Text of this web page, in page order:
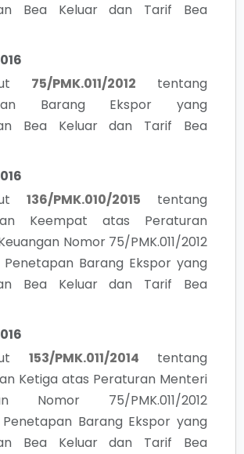
Bea Keluar dan Tarif Bea
75/PMK.011/2012
tentang
Barang Ekspor yang
Bea Keluar dan Tarif Bea
136/PMK.010/2015
tentang
Keempat atas Peraturan
Nomor 75/PMK.011/2012
Barang Ekspor yang
Bea Keluar dan Tarif Bea
153/PMK.011/2014
tentang
Ketiga atas Peraturan Menteri
Nomor 75/PMK.011/2012
Barang Ekspor yang
Bea Keluar dan Tarif Bea